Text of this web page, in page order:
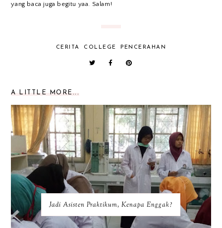
yang baca juga begitu yaa. Salam!
CERITA COLLEGE PENCERAHAN
A LITTLE MORE...
Jadi Asisten Praktikum, Kenapa Enggak?